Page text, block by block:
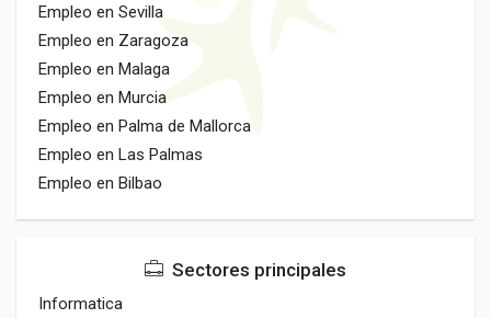
Empleo en Sevilla
Empleo en Zaragoza
Empleo en Malaga
Empleo en Murcia
Empleo en Palma de Mallorca
Empleo en Las Palmas
Empleo en Bilbao
Sectores principales
Informatica